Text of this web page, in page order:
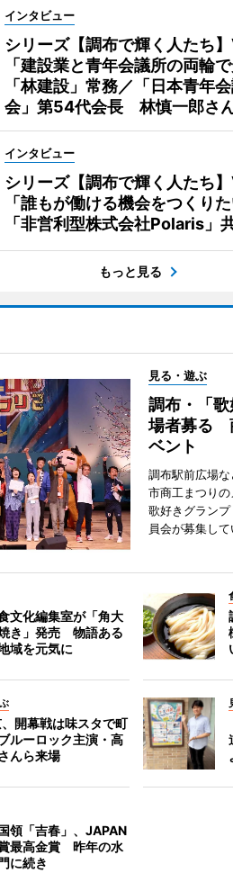
インタビュー
シリーズ【調布で輝く人たち
「建設業と青年会議所の両輪で
「林建設」常務／「日本青年
会」第54代会長 林慎一郎さ
インタビュー
シリーズ【調布で輝く人たち
「誰もが働ける機会をつくりた
「非営利型株式会社Polaris」
もっと見る
見る・遊ぶ
調布・「
場者募る
ベント
調布駅前広場
市商工まつり
歌好きグラン
員会が募集して
文化編集室が「角大
き」発売 物語ある
域を元気に
開幕戦は味スタで町
ルーロック主演・高
んら来場
領「吉春」、JAPAN
最高金賞 昨年の水
に続き